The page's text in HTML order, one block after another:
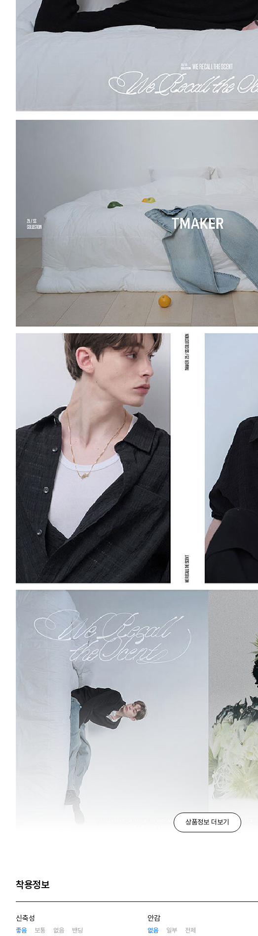
상품정보 더보기
착용정보
신축성
좋음 보통 없음 밴딩
안감
없음 일부 전체